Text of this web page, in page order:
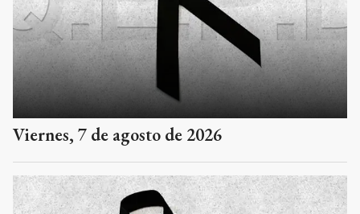
Viernes, 7 de agosto de 2026